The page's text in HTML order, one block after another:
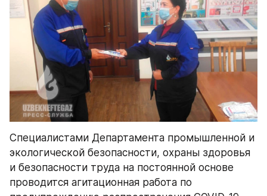
Специалистами Департамента промышленной и
экологической безопасности, охраны здоровья
и безопасности труда на постоянной основе
проводится агитационная работа по